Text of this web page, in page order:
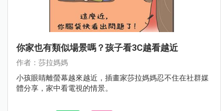
你家也有類似場景嗎？孩子看3C越看越近
作者：莎拉媽媽
小孩眼睛離螢幕越來越近，插畫家莎拉媽媽忍不住在社群媒
體分享，家中看電視的情景。